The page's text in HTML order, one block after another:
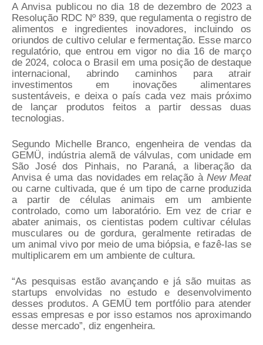
A Anvisa publicou no dia 18 de dezembro de 2023 a
Resolução RDC Nº 839, que regulamenta o registro de
alimentos e ingredientes inovadores, incluindo os
oriundos de cultivo celular e fermentação. Esse marco
regulatório, que entrou em vigor no dia 16 de março
de 2024, coloca o Brasil em uma posição de destaque
internacional, abrindo caminhos para atrair
investimentos em inovações alimentares
sustentáveis, e deixa o país cada vez mais próximo
de lançar produtos feitos a partir dessas duas
tecnologias.
Segundo Michelle Branco, engenheira de vendas da
GEMÜ, indústria alemã de válvulas, com unidade em
São José dos Pinhais, no Paraná, a liberação da
Anvisa é uma das novidades em relação à New Meat
ou carne cultivada, que é um tipo de carne produzida
a partir de células animais em um ambiente
controlado, como um laboratório. Em vez de criar e
abater animais, os cientistas podem cultivar células
musculares ou de gordura, geralmente retiradas de
um animal vivo por meio de uma biópsia, e fazê-las se
multiplicarem em um ambiente de cultura.
“As pesquisas estão avançando e já são muitas as
startups envolvidas no estudo e desenvolvimento
desses produtos. A GEMÜ tem portfólio para atender
essas empresas e por isso estamos nos aproximando
desse mercado”, diz engenheira.